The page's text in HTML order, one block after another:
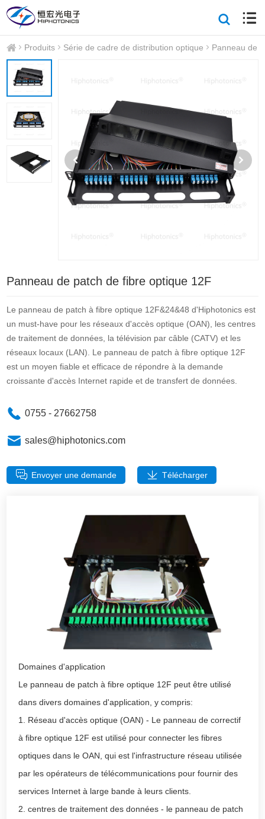
Produits Série de cadre de distribution optique Panneau de
Panneau de patch de fibre optique 12F
Le panneau de patch à fibre optique 12F&24&48 d'Hiphotonics est
un must-have pour les réseaux d'accès optique (OAN), les centres
de traitement de données, la télévision par câble (CATV) et les
réseaux locaux (LAN). Le panneau de patch à fibre optique 12F
est un moyen fiable et efficace de répondre à la demande
croissante d'accès Internet rapide et de transfert de données.
0755 - 27662758
sales@hiphotonics.com
Envoyer une demande Télécharger
Domaines d'application
Le panneau de patch à fibre optique 12F peut être utilisé
dans divers domaines d'application, y compris:
1. Réseau d'accès optique (OAN) - Le panneau de correctif
à fibre optique 12F est utilisé pour connecter les fibres
optiques dans le OAN, qui est l'infrastructure réseau utilisée
par les opérateurs de télécommunications pour fournir des
services Internet à large bande à leurs clients.
2. centres de traitement des données - le panneau de patch